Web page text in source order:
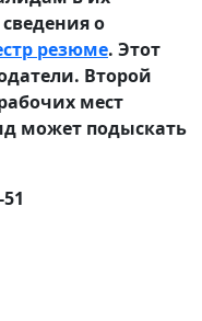
сведения о
резюме. Этот
Второй
мест
может подыскать